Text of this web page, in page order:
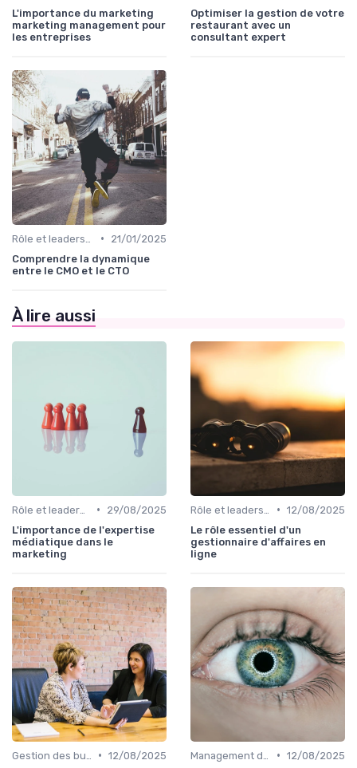
L'importance du marketing
marketing management pour
les entreprises
Optimiser la gestion de votre
restaurant avec un
consultant expert
•
21/01/2025
Comprendre la dynamique
entre le CMO et le CTO
À lire aussi
•
29/08/2025
L'importance de l'expertise
médiatique dans le
marketing
• 12/08/2025
Le rôle essentiel d'un
gestionnaire d'affaires en
ligne
• 12/08/2025
• 12/08/2025